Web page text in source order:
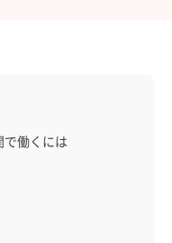
働くには